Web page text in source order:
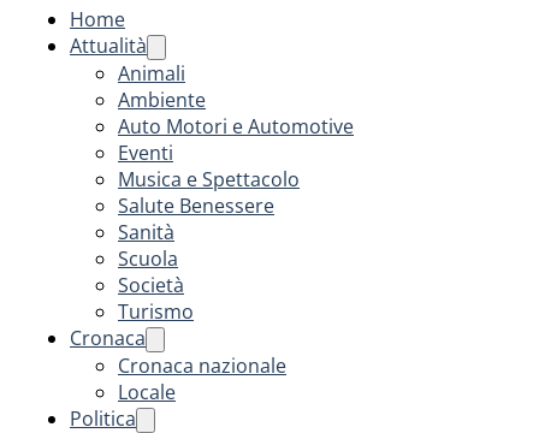
Home
Attualità
Animali
Ambiente
Auto Motori e Automotive
Eventi
Musica e Spettacolo
Salute Benessere
Sanità
Scuola
Società
Turismo
Cronaca
Cronaca nazionale
Locale
Politica